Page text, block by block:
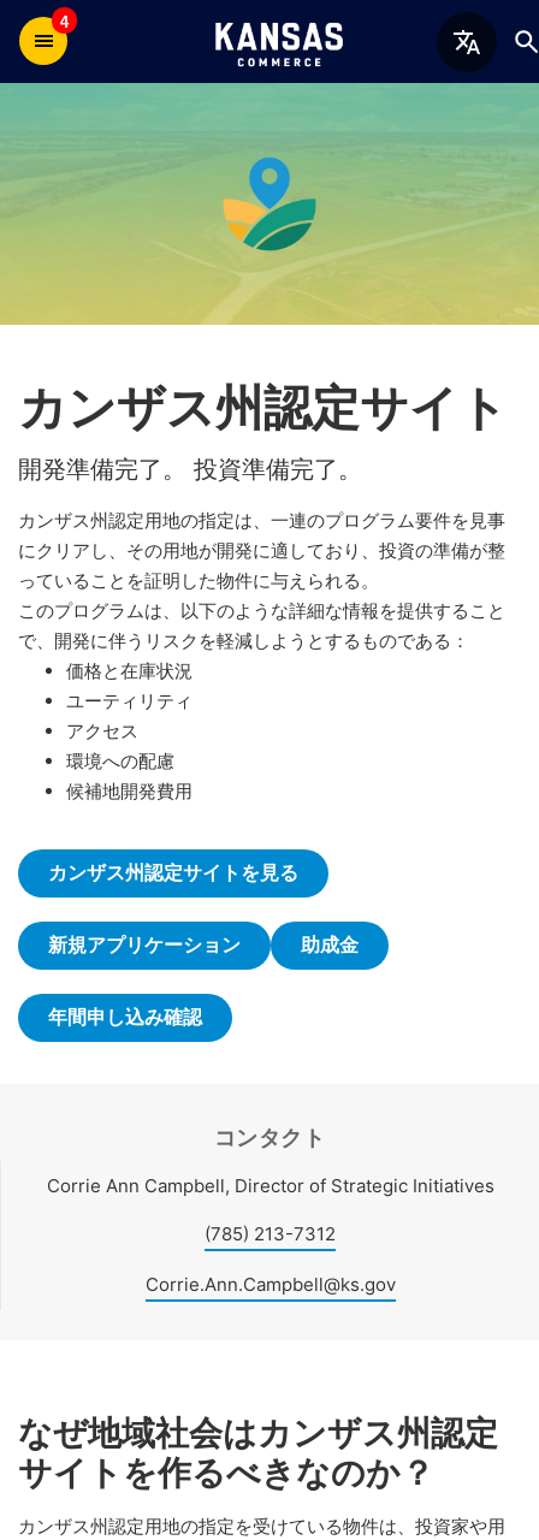
4
カンザス州認定サイト
開発準備完了。 投資準備完了。
カンザス州認定用地の指定は、一連のプログラム要件を見事
にクリアし、その用地が開発に適しており、投資の準備が整
っていることを証明した物件に与えられる。
このプログラムは、以下のような詳細な情報を提供すること
で、開発に伴うリスクを軽減しようとするものである：
価格と在庫状況
ユーティリティ
アクセス
環境への配慮
候補地開発費用
カンザス州認定サイトを見る
新規アプリケーション 助成金
年間申し込み確認
コンタクト
Corrie Ann Campbell, Director of Strategic Initiatives
(785) 213-7312
Corrie.Ann.Campbell@ks.gov
なぜ地域社会はカンザス州認定
サイトを作るべきなのか？
カンザス州認定用地の指定を受けている物件は、投資家や用